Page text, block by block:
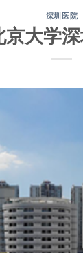
深圳医院
京大学